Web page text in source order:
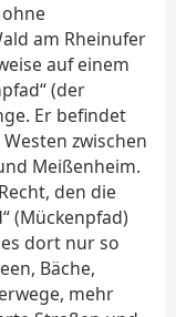
t
am Rheinufer
auf einem
(der
Er befindet
zwischen
Meißenheim.
den die
(Mückenpfad)
dort nur so
Bäche,
mehr